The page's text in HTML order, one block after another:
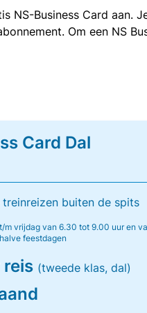
NS-Business Card
Om een NS
Card Dal
buiten de spits
m vrijdag van 6.30 tot 9.00 uur en
feestdagen
reis (tweede klas, dal)